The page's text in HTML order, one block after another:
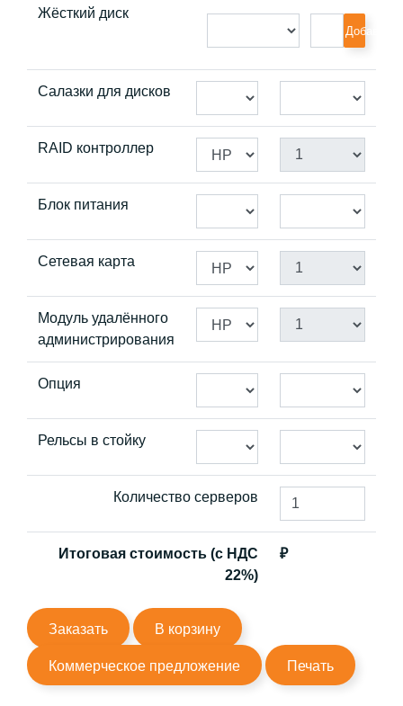
Жёсткий диск
Добавить
Салазки для дисков
RAID контроллер
Блок питания
Сетевая карта
Модуль удалённого
администрирования
Опция
Рельсы в стойку
Количество серверов
Итоговая стоимость (с НДС
22%)
₽
Заказать В корзину
Коммерческое предложение Печать